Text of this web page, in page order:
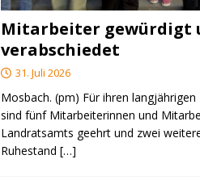
Mitarbeiter gewürdigt
verabschiedet
31. Juli 2026
Mosbach. (pm) Für ihren langjährigen
sind fünf Mitarbeiterinnen und
Landratsamts geehrt und zwei
Ruhestand[…]